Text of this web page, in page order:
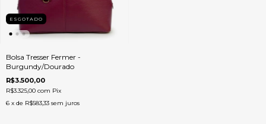
ESGOTADO
Bolsa Tresser Fermer -
Burgundy/Dourado
R$3.500,00
R$3.325,00 com Pix
6 x de R$583,33 sem juros